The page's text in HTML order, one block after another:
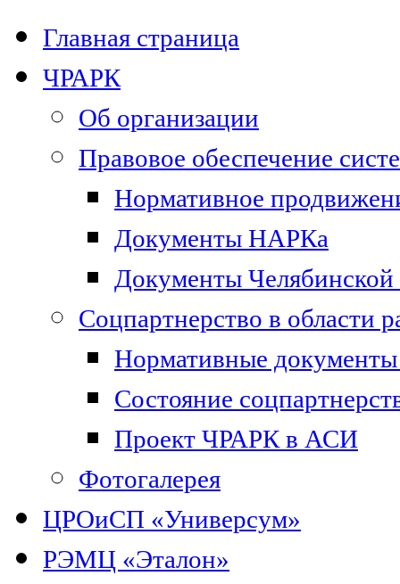
Главная страница
ЧРАРК
Об организации
Правовое обеспечение
Нормативное
Документы НАРКа
Документы Челябинской
Соцпартнерство в области
Нормативные документы
Состояние
Проект ЧРАРК в АСИ
Фотогалерея
ЦРОиСП «Универсум»
РЭМЦ «Эталон»